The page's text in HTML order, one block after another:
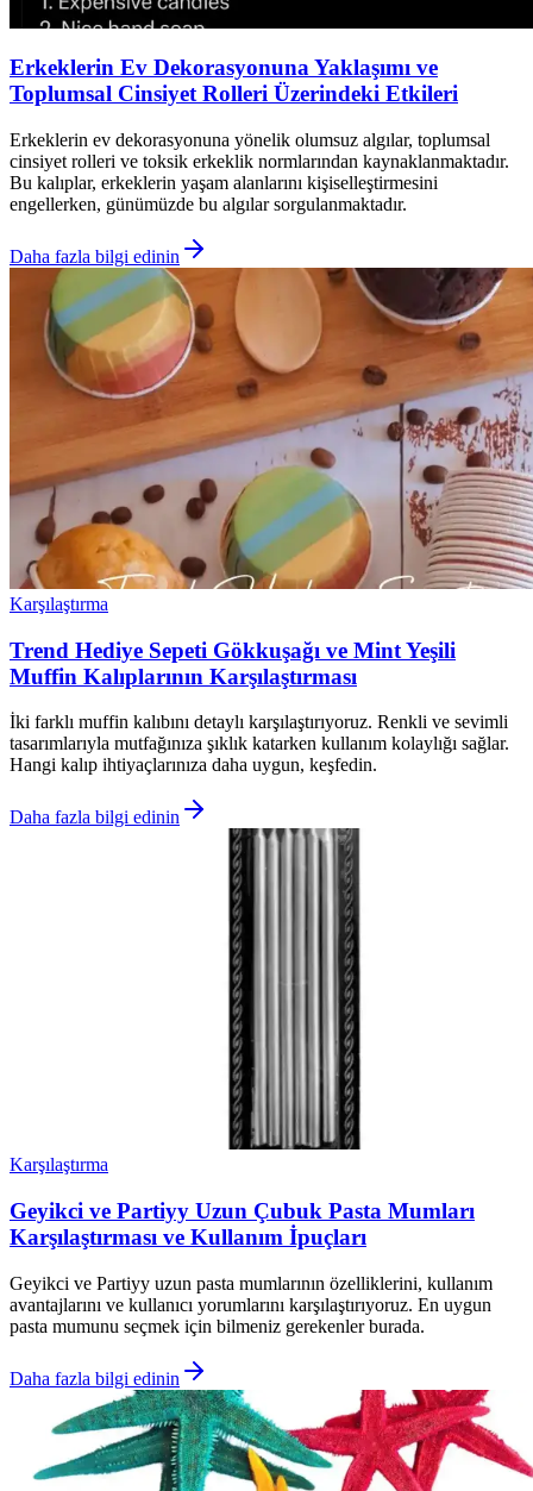
Erkeklerin Ev Dekorasyonuna Yaklaşımı ve
Toplumsal Cinsiyet Rolleri Üzerindeki Etkileri
Erkeklerin ev dekorasyonuna yönelik olumsuz algılar, toplumsal
cinsiyet rolleri ve toksik erkeklik normlarından kaynaklanmaktadır.
Bu kalıplar, erkeklerin yaşam alanlarını kişiselleştirmesini
engellerken, günümüzde bu algılar sorgulanmaktadır.
Daha fazla bilgi edinin
Karşılaştırma
Trend Hediye Sepeti Gökkuşağı ve Mint Yeşili
Muffin Kalıplarının Karşılaştırması
İki farklı muffin kalıbını detaylı karşılaştırıyoruz. Renkli ve sevimli
tasarımlarıyla mutfağınıza şıklık katarken kullanım kolaylığı sağlar.
Hangi kalıp ihtiyaçlarınıza daha uygun, keşfedin.
Daha fazla bilgi edinin
Karşılaştırma
Geyikci ve Partiyy Uzun Çubuk Pasta Mumları
Karşılaştırması ve Kullanım İpuçları
Geyikci ve Partiyy uzun pasta mumlarının özelliklerini, kullanım
avantajlarını ve kullanıcı yorumlarını karşılaştırıyoruz. En uygun
pasta mumunu seçmek için bilmeniz gerekenler burada.
Daha fazla bilgi edinin